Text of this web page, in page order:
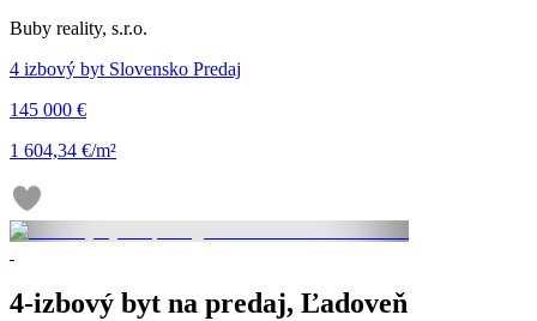
Buby reality, s.r.o.
4 izbový byt Slovensko Predaj
145 000 €
1 604,34 €/m²
4-izbový byt na predaj, Ľadoveň